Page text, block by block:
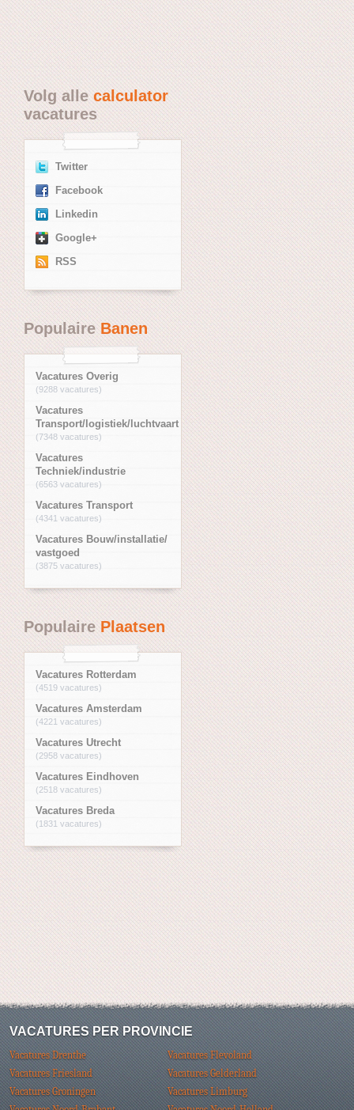
Volg allecalculator
vacatures
Twitter
Facebook
Linkedin
Google+
RSS
PopulaireBanen
Vacatures Overig
(9288 vacatures)
Vacatures
Transport/logistiek/luchtvaart
(7348 vacatures)
Vacatures
Techniek/industrie
(6563 vacatures)
Vacatures Transport
(4341 vacatures)
Vacatures Bouw/installatie/
vastgoed
(3875 vacatures)
PopulairePlaatsen
Vacatures Rotterdam
(4519 vacatures)
Vacatures Amsterdam
(4221 vacatures)
Vacatures Utrecht
(2958 vacatures)
Vacatures Eindhoven
(2518 vacatures)
Vacatures Breda
(1831 vacatures)
VACATURES PER PROVINCIE
Vacatures Drenthe
Vacatures Flevoland
Vacatures Friesland
Vacatures Gelderland
Vacatures Groningen
Vacatures Limburg